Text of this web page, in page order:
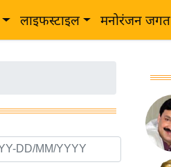
लाइफस्टाइल मनोरंजन जगत